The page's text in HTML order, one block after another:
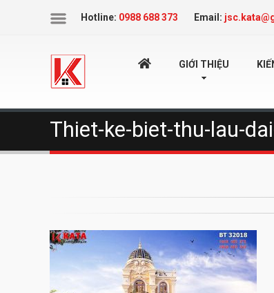
IconHotline: 0988 688 373 Email:
TRANG
CHỦ
GIỚI THIỆU
Thiet-ke-biet-thu-lau-